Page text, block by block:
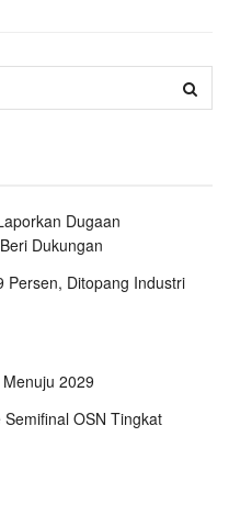
Dugaan
Dukungan
Persen, Ditopang Industri
2029
OSN Tingkat